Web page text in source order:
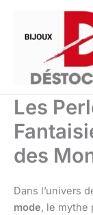
contenu
Les
des
Dans l’univers
mode, le mythe